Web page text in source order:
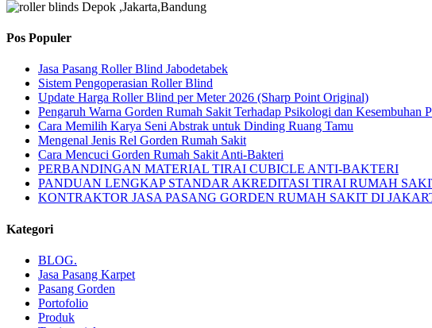
Pos Populer
Jasa Pasang Roller Blind Jabodetabek
Sistem Pengoperasian Roller Blind
Update Harga Roller Blind per Meter 2026 (Sharp Point Original)
Pengaruh Warna Gorden Rumah Sakit Terhadap Psikologi dan Kesembuhan
Cara Memilih Karya Seni Abstrak untuk Dinding Ruang Tamu
Mengenal Jenis Rel Gorden Rumah Sakit
Cara Mencuci Gorden Rumah Sakit Anti-Bakteri
PERBANDINGAN MATERIAL TIRAI CUBICLE ANTI-BAKTERI
PANDUAN LENGKAP STANDAR AKREDITASI TIRAI RUMAH
KONTRAKTOR JASA PASANG GORDEN RUMAH SAKIT DI
Kategori
BLOG.
Jasa Pasang Karpet
Pasang Gorden
Portofolio
Produk